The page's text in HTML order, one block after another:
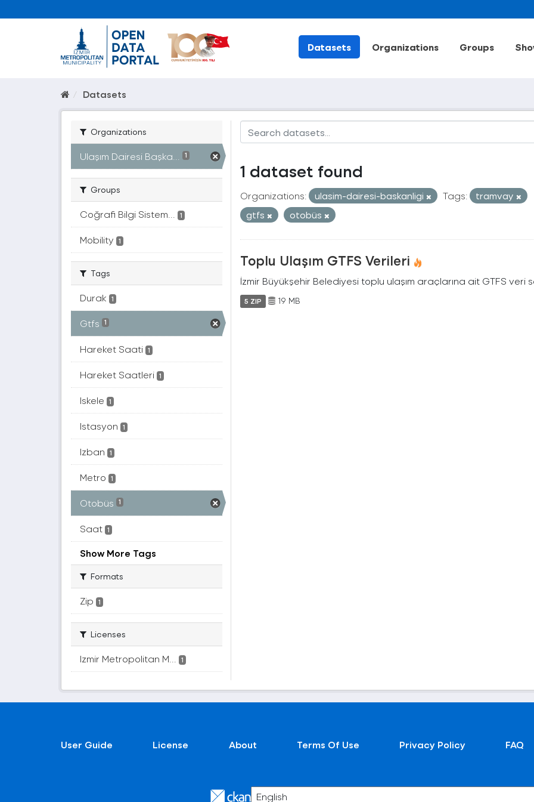
Datasets Organizations Groups
Datasets
Organizations
Ulaşım Dairesi Başka... 1
Groups
Coğrafi Bilgi Sistem... 1
Mobility 1
Tags
Durak 1
Gtfs 1
Hareket Saati 1
Hareket Saatleri 1
Iskele 1
Istasyon 1
Izban 1
Metro 1
Otobüs 1
Saat 1
Show More Tags
Formats
Zip 1
Licenses
Izmir Metropolitan M... 1
1 dataset found
Organizations: ulasim-dairesi-baskanligi Tags:
tramvay
gtfs
otobüs
Toplu Ulaşım GTFS Verileri
İzmir Büyükşehir Belediyesi toplu ulaşım araçlarına ait GTFS veri
5 ZIP 19 MB
User Guide License About Terms Of Use Privacy Policy FAQ